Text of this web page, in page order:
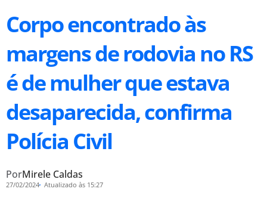
Corpo encontrado às
margens de rodovia no RS
é de mulher que estava
desaparecida, confirma
Polícia Civil
PorMirele Caldas
27/02/2024 Atualizado às 15:27